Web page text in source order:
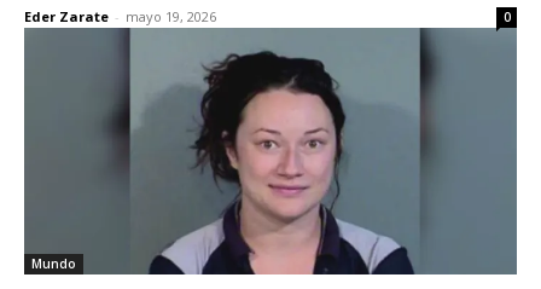
Eder Zarate - mayo 19, 2026 0
Mundo